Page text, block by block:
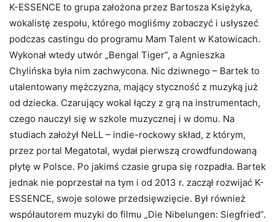
K-ESSENCE to grupa założona przez Bartosza Księżyka,
wokalistę zespołu, którego mogliśmy zobaczyć i usłyszeć
podczas castingu do programu Mam Talent w Katowicach.
Wykonał wtedy utwór „Bengal Tiger”, a Agnieszka
Chylińska była nim zachwycona. Nic dziwnego – Bartek to
utalentowany mężczyzna, mający styczność z muzyką już
od dziecka. Czarujący wokal łączy z grą na instrumentach,
czego nauczył się w szkole muzycznej i w domu. Na
studiach założył NeLL – indie-rockowy skład, z którym,
przez portal Megatotal, wydał pierwszą crowdfundowaną
płytę w Polsce. Po jakimś czasie grupa się rozpadła. Bartek
jednak nie poprzestał na tym i od 2013 r. zaczął rozwijać K-
ESSENCE, swoje solowe przedsięwzięcie. Był również
współautorem muzyki do filmu „Die Nibelungen: Siegfried”.